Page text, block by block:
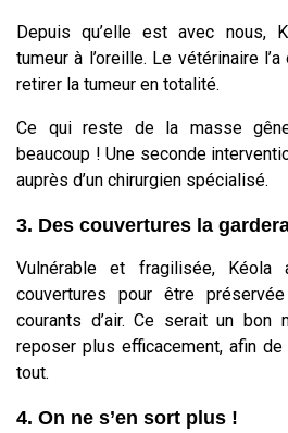
Depuis qu’elle est avec nous,
tumeur à l’oreille. Le vétérinaire
retirer la tumeur en totalité.
Ce qui reste de la masse
beaucoup ! Une seconde
auprès d’un chirurgien spécialisé.
3. Des couvertures la
Vulnérable et fragilisée,
couvertures pour être
courants d’air. Ce serait un
reposer plus efficacement, afin
tout.
4. On ne s’en sort plus !